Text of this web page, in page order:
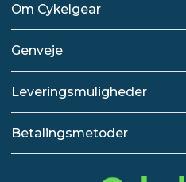
Om Cykelgear
Genveje
Leveringsmuligheder
Betalingsmetoder